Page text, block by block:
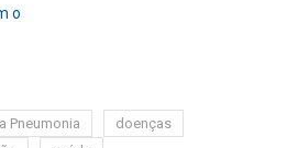
o
Pneumonia
doenças